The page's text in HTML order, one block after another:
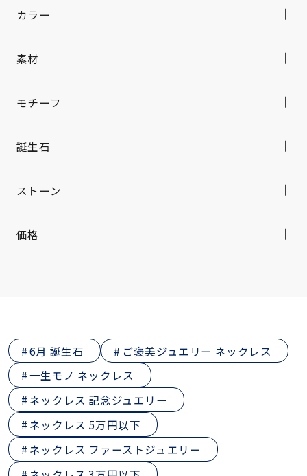
カラー
素材
モチーフ
誕生石
ストーン
価格
6月 誕生石
ご褒美ジュエリー ネックレス
一生モノ ネックレス
ネックレス 記念ジュエリー
ネックレス 5万円以下
ネックレス ファーストジュエリー